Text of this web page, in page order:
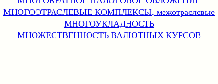
МНОГООТРАСЛЕВЫЕ КОМПЛЕКСЫ, межотраслевые
МНОГОУКЛАДНОСТЬ
МНОЖЕСТВЕННОСТЬ ВАЛЮТНЫХ КУРСОВ